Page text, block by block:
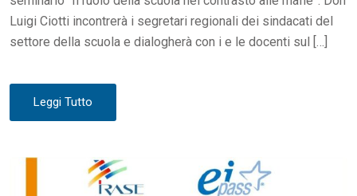
Luigi Ciotti incontrerà i segretari regionali dei sindacati del
settore della scuola e dialogherà con i e le docenti sul […]
Leggi Tutto